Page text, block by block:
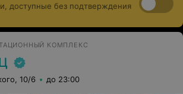
доступные без подтверждения
КОМПЛЕКС
10/6 до 23:00